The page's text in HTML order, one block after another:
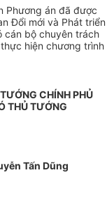
Phương án đã được
Đổi mới và Phát triển
cán bộ chuyên trách
hiện chương trình
CHÍNH PHỦ
THỦ TƯỚNG
Tấn Dũng